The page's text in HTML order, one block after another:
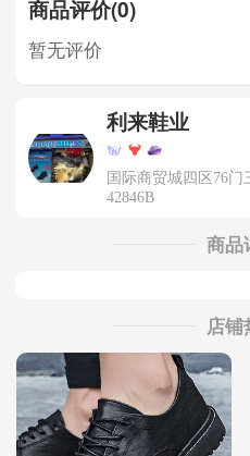
商品评价(0)
暂无评价
利来鞋业
国际商贸城四区76门
42846B
商品
店铺